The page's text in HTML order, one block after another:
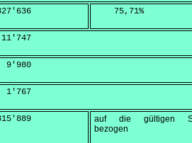
    75,71
%
9'980
1'767
auf die gültigen
bezogen